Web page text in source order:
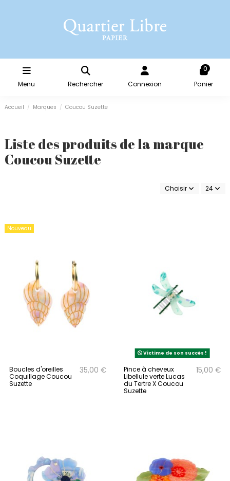
Menu Rechercher Connexion
0
Panier
Accueil Marques Coucou Suzette
Liste des produits de la marque
Coucou Suzette
Choisir 24
Nouveau
Boucles d'oreilles
Coquillage Coucou
Suzette
35,00 €
Victime de son succès !
Pince à cheveux
Libellule verte Lucas
du Tertre X Coucou
Suzette
15,00 €